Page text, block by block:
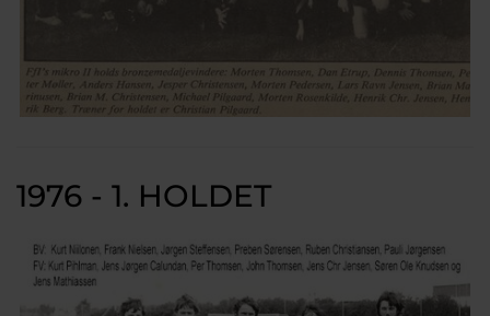
1976 - 1. HOLDET